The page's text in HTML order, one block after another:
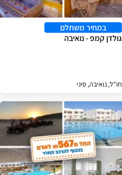
במחיר משתלם
גולדן קמפ - נואיבה
חו"ל, נואיבה, סיני